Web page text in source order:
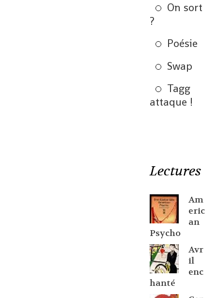
On sort
?
Poésie
Swap
Tagg
attaque !
Lectures
Am
eric
an
Psycho
Avr
il
enc
hanté